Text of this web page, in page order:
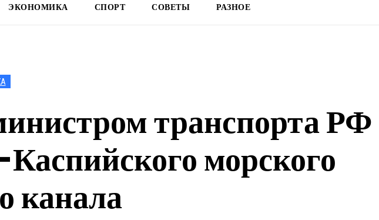
ЭКОНОМИКА СПОРТ СОВЕТЫ РАЗНОЕ
транспорта РФ
морского
канала